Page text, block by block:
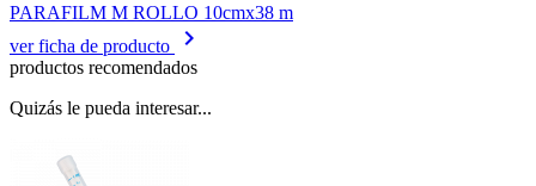
PARAFILM M ROLLO 10cmx38 m
ver ficha de producto
keyboard_arrow_right
productos recomendados
Quizás le pueda interesar...